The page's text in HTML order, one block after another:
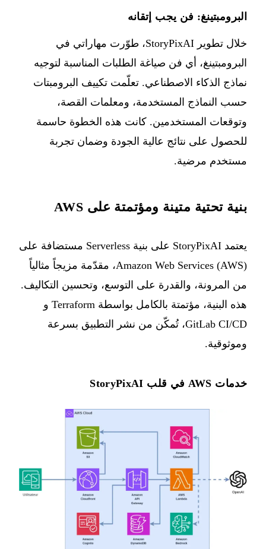
البرومبتينغ: فن يجب إتقانه
خلال تطوير StoryPixAI، طوّرت مهاراتي في
البرومبتينغ، أي فن صياغة الطلبات المناسبة لتوجيه
نماذج الذكاء الاصطناعي. تعلّمت تكييف البرومبتات
حسب النماذج المستخدمة، ومعلمات القصة،
وتوقعات المستخدمين. كانت هذه الخطوة حاسمة
للحصول على نتائج عالية الجودة وضمان تجربة
مستخدم مرضية.
بنية تحتية متينة ومؤتمتة على AWS
يعتمد StoryPixAI على بنية Serverless مستضافة على
Amazon Web Services (AWS)، مقدّمة مزيجاً مثالياً
من المرونة، والقدرة على التوسع، وتحسين التكاليف.
هذه البنية، مؤتمتة بالكامل بواسطة Terraform و
GitLab CI/CD، تُمكّن من نشر التطبيق بسرعة
وموثوقية.
خدمات AWS في قلب StoryPixAI